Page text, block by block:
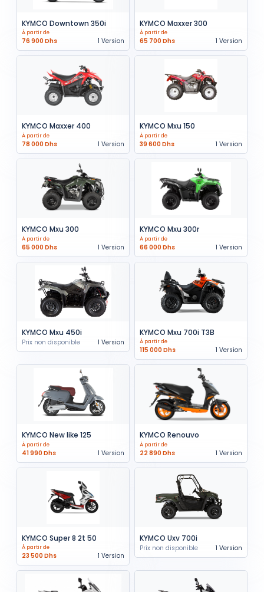
KYMCO Downtown 350i
À partir de
76 900 Dhs 1 Version
KYMCO Maxxer 300
À partir de
65 700 Dhs 1 Version
KYMCO Maxxer 400
À partir de
78 000 Dhs 1 Version
KYMCO Mxu 150
À partir de
39 600 Dhs 1 Version
KYMCO Mxu 300
À partir de
65 000 Dhs 1 Version
KYMCO Mxu 300r
À partir de
66 000 Dhs 1 Version
KYMCO Mxu 450i
Prix non disponible 1 Version
KYMCO Mxu 700i T3B
À partir de
115 000 Dhs 1 Version
KYMCO New like 125
À partir de
41 990 Dhs 1 Version
KYMCO Renouvo
À partir de
22 890 Dhs 1 Version
KYMCO Super 8 2t 50
À partir de
23 500 Dhs 1 Version
KYMCO Uxv 700i
Prix non disponible 1 Version